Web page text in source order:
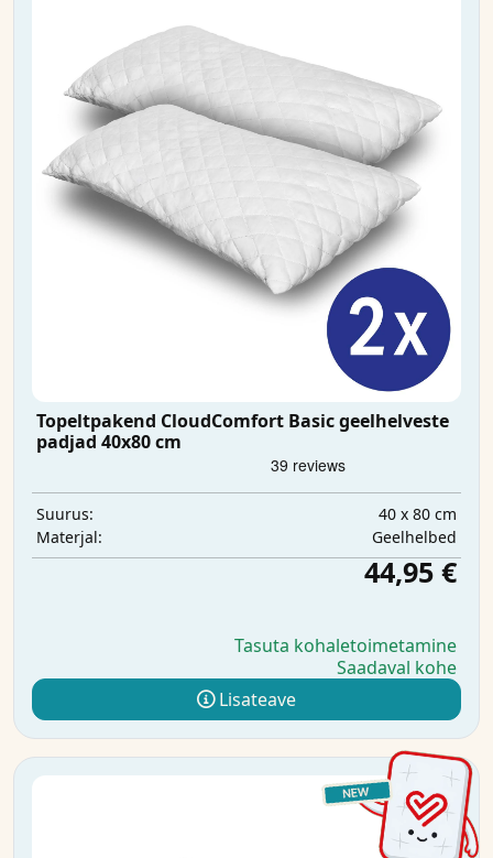
Topeltpakend CloudComfort Basic geelhelveste
padjad 40x80 cm
Suurus:
40 x 80 cm
Materjal:
Geelhelbed
44,95 €
Tasuta kohaletoimetamine
Saadaval kohe
Lisateave